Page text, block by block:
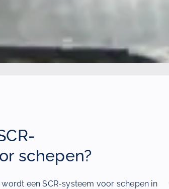
schepen?
een SCR-systeem voor schepen in